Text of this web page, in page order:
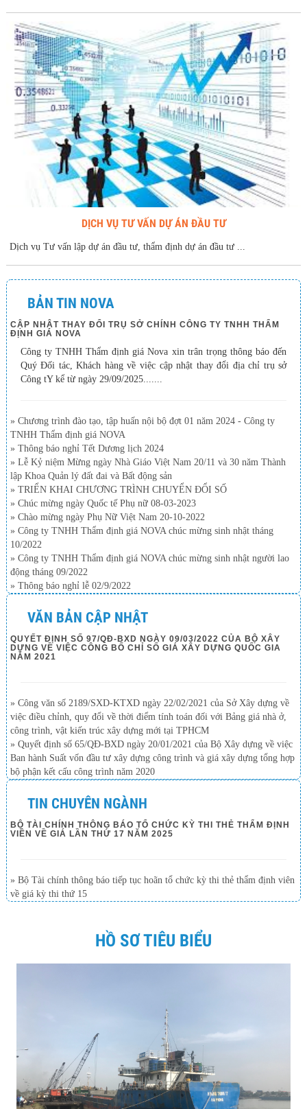
DỊCH VỤ TƯ VẤN DỰ ÁN ĐẦU TƯ
Dịch vụ Tư vấn lập dự án đầu tư, thẩm định dự án đầu tư ...
BẢN TIN NOVA
CẬP NHẬT THAY ĐỔI TRỤ SỞ CHÍNH CÔNG TY TNHH THẨM
ĐỊNH GIÁ NOVA
Công ty TNHH Thẩm định giá Nova xin trân trọng thông báo đến
Quý Đối tác, Khách hàng về việc cập nhật thay đổi địa chỉ trụ sở
Công tY kể từ ngày 29/09/2025.......
» Chương trình đào tạo, tập huấn nội bộ đợt 01 năm 2024 - Công ty
TNHH Thẩm định giá NOVA
» Thông báo nghỉ Tết Dương lịch 2024
» Lễ Kỷ niệm Mừng ngày Nhà Giáo Việt Nam 20/11 và 30 năm Thành
lập Khoa Quản lý đất đai và Bất động sản
» TRIỂN KHAI CHƯƠNG TRÌNH CHUYỂN ĐỔI SỐ
» Chúc mừng ngày Quốc tế Phụ nữ 08-03-2023
» Chào mừng ngày Phụ Nữ Việt Nam 20-10-2022
» Công ty TNHH Thẩm định giá NOVA chúc mừng sinh nhật tháng
10/2022
» Công ty TNHH Thẩm định giá NOVA chúc mừng sinh nhật người lao
động tháng 09/2022
» Thông báo nghỉ lễ 02/9/2022
VĂN BẢN CẬP NHẬT
QUYẾT ĐỊNH SỐ 97/QĐ-BXD NGÀY 09/03/2022 CỦA BỘ XÂY
DỰNG VỀ VIỆC CÔNG BỐ CHỈ SỐ GIÁ XÂY DỰNG QUỐC GIA
NĂM 2021
» Công văn số 2189/SXD-KTXD ngày 22/02/2021 của Sở Xây dựng về
việc điều chỉnh, quy đổi về thời điểm tính toán đối với Bảng giá nhà ở,
công trình, vật kiến trúc xây dựng mới tại TPHCM
» Quyết định số 65/QĐ-BXD ngày 20/01/2021 của Bộ Xây dựng về việc
Ban hành Suất vốn đầu tư xây dựng công trình và giá xây dựng tổng hợp
bộ phận kết cấu công trình năm 2020
TIN CHUYÊN NGÀNH
BỘ TÀI CHÍNH THÔNG BÁO TỔ CHỨC KỲ THI THẺ THẨM ĐỊNH
VIÊN VỀ GIÁ LẦN THỨ 17 NĂM 2025
» Bộ Tài chính thông báo tiếp tục hoãn tổ chức kỳ thi thẻ thẩm định viên
về giá kỳ thi thứ 15
HỒ SƠ TIÊU BIỂU